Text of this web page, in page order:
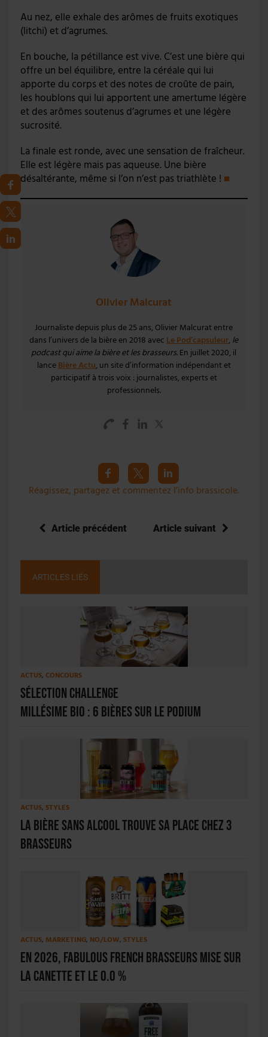
Au nez, elle exhale des arômes de fruits exotiques
(litchi) et d’agrumes.
En bouche, la pétillance est vive. C’est une bière qui
offre un bel équilibre, entre la céréale qui lui
apporte du corps et des notes de croûte de pain,
les houblons qui lui apportent une amertume légère
et des arômes soutenus d’agrumes et une légère
sucrosité.
La finale est ronde, avec une sensation de fraîcheur.
Elle est légère mais pas aqueuse. Une bière
désaltérante, même si l’on n’est pas triathlète ! ■
Olivier Malcurat
Journaliste depuis plus de 25 ans, Olivier Malcurat entre
dans l’univers de la bière en 2018 avec Le Pod’capsuleur, le
podcast qui aime la bière et les brasseurs. En juillet 2020, il
lance Bière Actu, un site d’information indépendant et
participatif à trois voix : journalistes, experts et
professionnels.
Réagissez, partagez et commentez l’info brassicole.
Article précédent Article suivant
ARTICLES LIÉS
ACTUS, CONCOURS
Sélection Challenge
Millésime Bio : 6 bières sur le podium
ACTUS, STYLES
La bière sans alcool trouve sa place chez 3
Brasseurs
ACTUS, MARKETING, NO/LOW, STYLES
En 2026, Fabulous French Brasseurs mise sur
la canette et le 0.0 %